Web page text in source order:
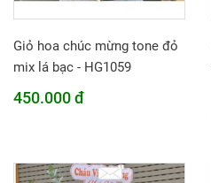
Giỏ hoa chúc mừng tone đỏ
mix lá bạc - HG1059
450.000 đ